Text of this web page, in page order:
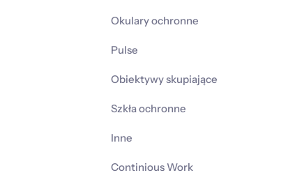
Okulary ochronne
Pulse
Obiektywy skupiające
Szkła ochronne
Inne
Continious Work